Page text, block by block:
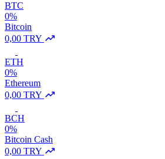
BTC
0%
Bitcoin
0,00 TRY
ETH
0%
Ethereum
0,00 TRY
BCH
0%
Bitcoin Cash
0,00 TRY